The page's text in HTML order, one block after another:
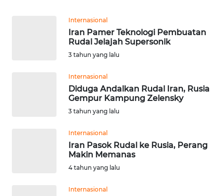
Internasional
Iran Pamer Teknologi Pembuatan
Rudal Jelajah Supersonik
3 tahun yang lalu
Internasional
Diduga Andalkan Rudal Iran, Rusia
Gempur Kampung Zelensky
3 tahun yang lalu
Internasional
Iran Pasok Rudal ke Rusia, Perang
Makin Memanas
4 tahun yang lalu
Internasional